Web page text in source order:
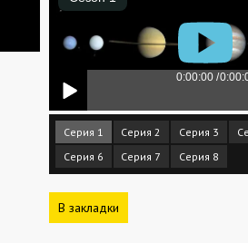
Серия 1 Серия 2 Серия 3
Серия 6
Серия 7 Серия 8
В закладки